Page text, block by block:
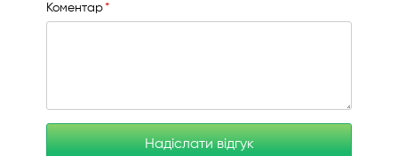
Коментар
Надіслати відгук